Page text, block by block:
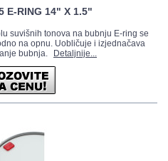
E-RING 14" X 1.5"
suvišnih tonova na bubnju E-ring se
na opnu. Uobličuje i izjednačava
bubnja.
Detaljnije...